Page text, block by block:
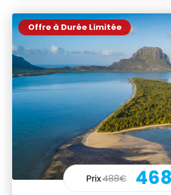
Offre à Durée Limitée
Prix488€